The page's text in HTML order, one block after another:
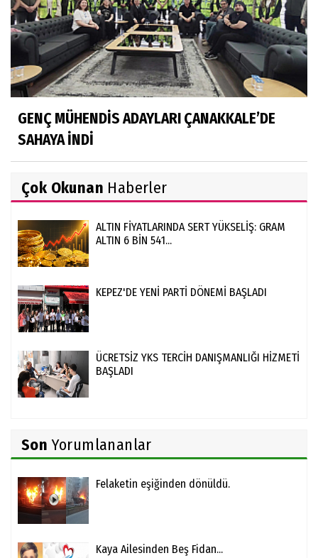
GENÇ MÜHENDİS ADAYLARI ÇANAKKALE’DE
SAHAYA İNDİ
Çok Okunan Haberler
ALTIN FİYATLARINDA SERT YÜKSELİŞ: GRAM
ALTIN 6 BİN 541...
KEPEZ'DE YENİ PARTİ DÖNEMİ BAŞLADI
ÜCRETSİZ YKS TERCİH DANIŞMANLIĞI HİZMETİ
BAŞLADI
Son Yorumlananlar
Felaketin eşiğinden dönüldü.
Kaya Ailesinden Beş Fidan...